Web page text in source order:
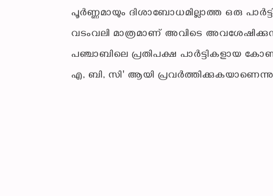
പൂർണ്ണമായും ദിശാബോധമില്ലാത്ത ഒരു
വടംവലി മാത്രമാണ് അവിടെ
പഞ്ചാബിലെ പ്രതിപക്ഷ പാർട്ടികളായ
എ, ബി, സി' ആയി